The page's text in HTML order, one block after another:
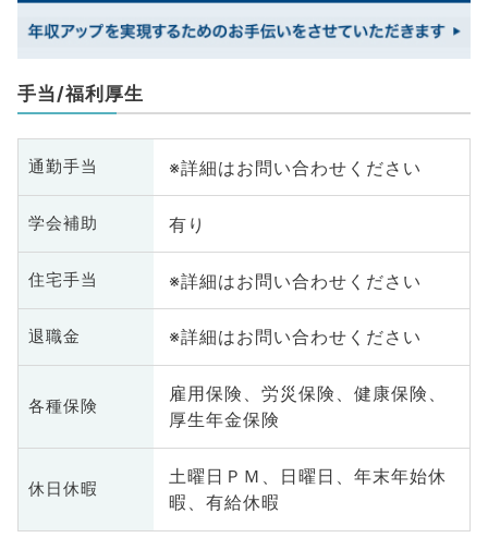
手当/福利厚生
通勤手当 ※詳細はお問い合わせください
学会補助 有り
住宅手当 ※詳細はお問い合わせください
退職金 ※詳細はお問い合わせください
各種保険
雇用保険、労災保険、健康保険、
厚生年金保険
休日休暇
土曜日ＰＭ、日曜日、年末年始休
暇、有給休暇